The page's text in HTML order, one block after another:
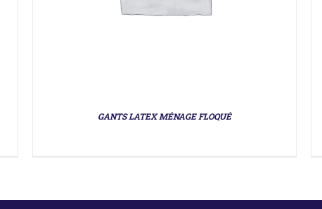
GANTS LATEX MÉNAGE FLOQUÉ